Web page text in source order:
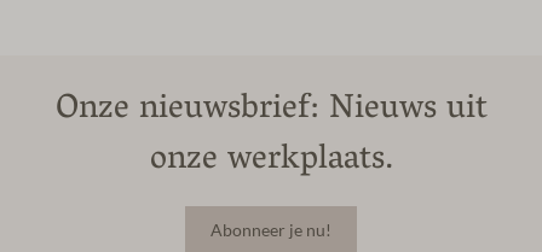
Onze nieuwsbrief: Nieuws uit
onze werkplaats.
Abonneer je nu!